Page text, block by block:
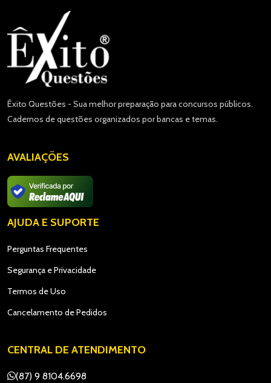
Êxito Questões - Sua melhor preparação para concursos públicos.
Cadernos de questões organizados por bancas e temas.
AVALIAÇÕES
AJUDA E SUPORTE
Perguntas Frequentes
Segurança e Privacidade
Termos de Uso
Cancelamento de Pedidos
CENTRAL DE ATENDIMENTO
(87) 9 8104.6698